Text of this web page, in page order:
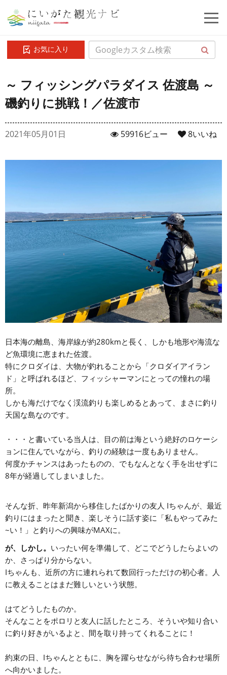
お気に入り
～ フィッシングパラダイス 佐渡島 ～
磯釣りに挑戦！／佐渡市
2021年05月01日 8いいね
59916ビュー
日本海の離島、海岸線が約280kmと長く、しかも地形や海流な
ど魚環境に恵まれた佐渡。
特にクロダイは、大物が釣れることから「クロダイアイラン
ド」と呼ばれるほど、フィッシャーマンにとっての憧れの場
所。
しかも海だけでなく渓流釣りも楽しめるとあって、まさに釣り
天国な島なのです。
・・・と書いている当人は、目の前は海という絶好のロケーシ
ョンに住んでいながら、釣りの経験は一度もありません。
何度かチャンスはあったものの、でもなんとなく手を出せずに
8年が経過してしまいました。
そんな折、昨年新潟から移住したばかりの友人 Iちゃんが、最近
釣りにはまったと聞き、楽しそうに話す姿に「私もやってみた
~い！」と釣りへの興味がMAXに。
が、しかし。 いったい何を準備して、どこでどうしたらよいの
か、さっぱり分からない。
Iちゃんも、近所の方に連れられて数回行っただけの初心者。人
に教えることはまだ難しいという状態。
はてどうしたものか。
そんなことをポロリと友人に話したところ、そういや知り合い
に釣り好きがいるよと、間を取り持ってくれることに！
約束の日、Iちゃんとともに、胸を躍らせながら待ち合わせ場所
へ向かいました。